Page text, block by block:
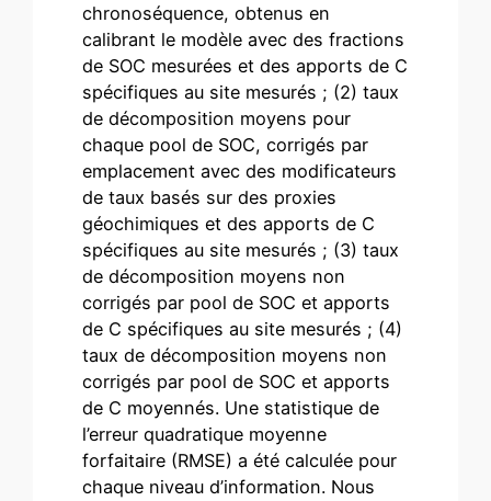
chronoséquence, obtenus en
calibrant le modèle avec des fractions
de SOC mesurées et des apports de C
spécifiques au site mesurés ; (2) taux
de décomposition moyens pour
chaque pool de SOC, corrigés par
emplacement avec des modificateurs
de taux basés sur des proxies
géochimiques et des apports de C
spécifiques au site mesurés ; (3) taux
de décomposition moyens non
corrigés par pool de SOC et apports
de C spécifiques au site mesurés ; (4)
taux de décomposition moyens non
corrigés par pool de SOC et apports
de C moyennés. Une statistique de
l’erreur quadratique moyenne
forfaitaire (RMSE) a été calculée pour
chaque niveau d’information. Nous